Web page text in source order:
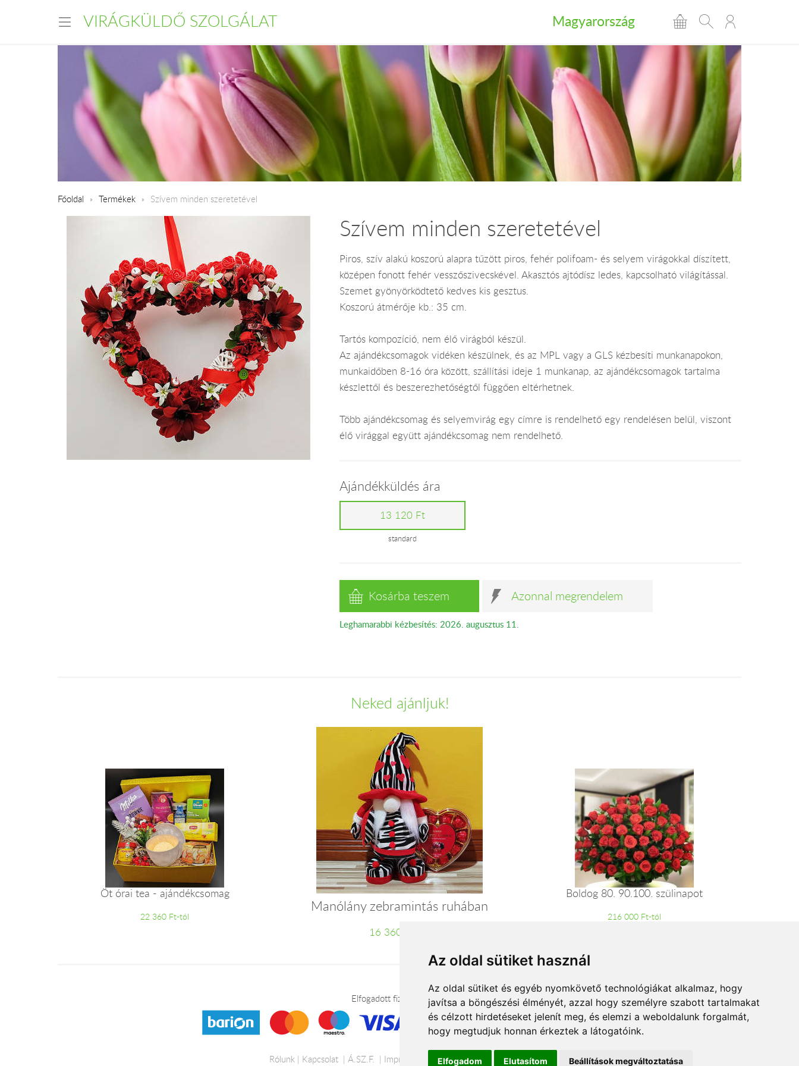
Az oldal sütiket használ
Az oldal sütiket és egyéb nyomkövető technológiákat alkalmaz, hogy
javítsa a böngészési élményét, azzal hogy személyre szabott tartalmakat
és célzott hirdetéseket jelenít meg, és elemzi a weboldalunk forgalmát,
hogy megtudjuk honnan érkeztek a látogatóink.
Elfogadom Elutasítom Beállítások megváltoztatása
VIRÁGKÜLDŐ SZOLGÁLAT Magyarország
Főoldal Termékek Szívem minden szeretetével
Szívem minden szeretetével
Piros, szív alakú koszorú alapra tűzött piros, fehér polifoam- és selyem virágokkal díszített,
középen fonott fehér vesszőszivecskével. Akasztós ajtódísz ledes, kapcsolható világítással.
Szemet gyönyörködtető kedves kis gesztus.
Koszorú átmérője kb.: 35 cm.
Tartós kompozíció, nem élő virágból készül.
Az ajándékcsomagok vidéken készülnek, és az MPL vagy a GLS kézbesíti munkanapokon,
munkaidőben 8-16 óra között, szállítási ideje 1 munkanap, az ajándékcsomagok tartalma
készlettől és beszerezhetőségtől függően eltérhetnek.
Több ajándékcsomag és selyemvirág egy címre is rendelhető egy rendelésen belül, viszont
élő virággal együtt ajándékcsomag nem rendelhető.
Ajándékküldés ára
13 120 Ft
standard
Kosárba teszem Azonnal megrendelem
Leghamarabbi kézbesítés: 2026. augusztus 11.
Neked ajánljuk!
Öt órai tea - ajándékcsomag
22 360 Ft-tól
Manólány zebramintás ruhában
16 360 Ft-tól
Boldog 80. 90.100. szülinapot
216 000 Ft-tól
Elfogadott fizetési módok
Rólunk Kapcsolat Á.SZ.F. Impresszum Adatkezelési tájékoztató